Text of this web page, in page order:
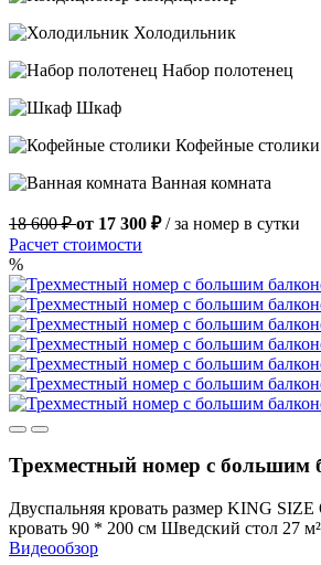
Холодильник
Набор полотенец
Шкаф
Кофейные столики
Ванная комната
18 600 ₽от 17 300 ₽/ за номер в сутки
Расчет стоимости
%
Трехместный номер с большим
Двуспальняя кровать размер KING SIZE
кровать 90 * 200 см Шведский стол 27 м²
Видеообзор